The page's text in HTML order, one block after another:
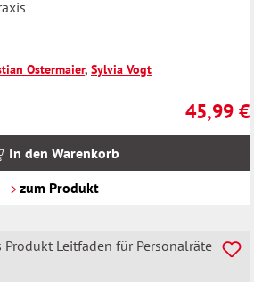
Ostermaier, Sylvia Vogt
45,99 €
In den Warenkorb
zum Produkt